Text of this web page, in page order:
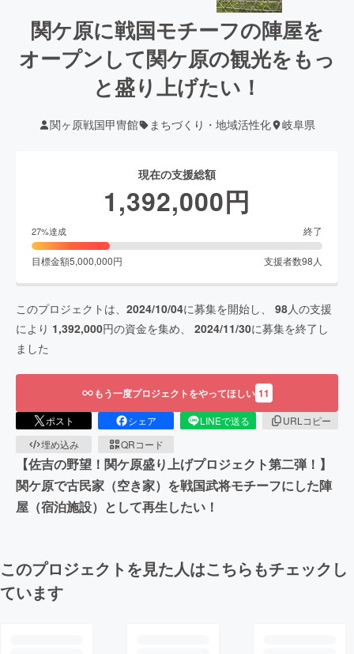
関ケ原に戦国モチーフの陣屋を
オープンして関ケ原の観光をもっ
と盛り上げたい！
関ヶ原戦国甲冑館 まちづくり・地域活性化 岐阜県
現在の支援総額
1,392,000円
27%達成 終了
目標金額5,000,000円 支援者数98 人
このプロジェクトは、 2024/10/04に募集を開始し、 98人の支援
により 1,392,000円の資金を集め、 2024/11/30に募集を終了し
ました
もう一度プロジェクトをやってほしい 11
ポスト シェア LINEで送る
URLコピー
埋め込み
QRコード
【佐吉の野望！関ケ原盛り上げプロジェクト第二弾！】
関ケ原で古民家（空き家）を戦国武将モチーフにした陣
屋（宿泊施設）として再生したい！
このプロジェクトを見た人はこちらもチェックし
ています